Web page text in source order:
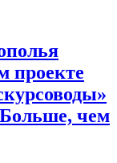
проекте
чем